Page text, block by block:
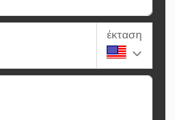
έκταση